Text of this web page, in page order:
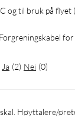
og til bruk på flyet
Forgreningskabel
Ja (2) Nei (0)
Høyttalere/